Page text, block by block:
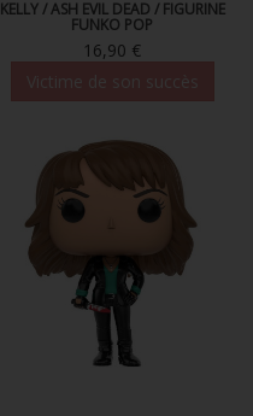
KELLY / ASH EVIL DEAD / FIGURINE
FUNKO POP
16,90 €